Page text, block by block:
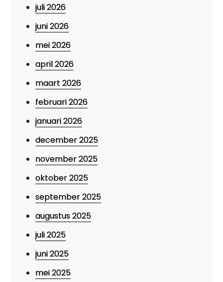
juli 2026
juni 2026
mei 2026
april 2026
maart 2026
februari 2026
januari 2026
december 2025
november 2025
oktober 2025
september 2025
augustus 2025
juli 2025
juni 2025
mei 2025